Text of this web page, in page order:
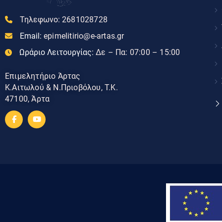
Τηλεφωνο: 2681028728
Email: epimelitirio@e-artas.gr
Ωράριο Λειτουργίας: Δε – Πα: 07:00 – 15:00
Επιμελητήριο Άρτας
Κ.Αιτωλού & Ν.Πριοβόλου, Τ.Κ.
47100, Άρτα